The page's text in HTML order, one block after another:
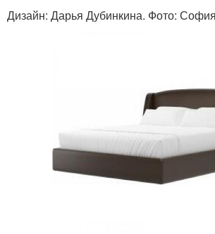
Дизайн: Дарья Дубинкина. Фото: